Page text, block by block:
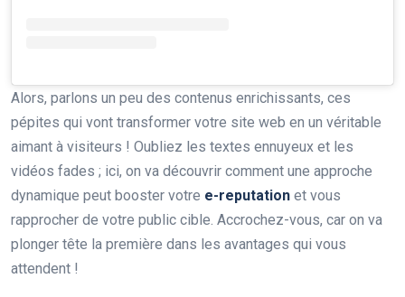
Alors, parlons un peu des contenus enrichissants, ces
pépites qui vont transformer votre site web en un véritable
aimant à visiteurs ! Oubliez les textes ennuyeux et les
vidéos fades ; ici, on va découvrir comment une approche
dynamique peut booster votre e-reputation et vous
rapprocher de votre public cible. Accrochez-vous, car on va
plonger tête la première dans les avantages qui vous
attendent !